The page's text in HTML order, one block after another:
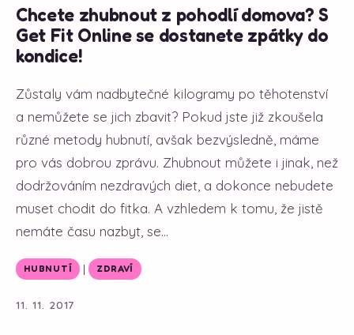
Chcete zhubnout z pohodlí domova? S
Get Fit Online se dostanete zpátky do
kondice!
Zůstaly vám nadbytečné kilogramy po těhotenství
a nemůžete se jich zbavit? Pokud jste již zkoušela
různé metody hubnutí, avšak bezvýsledně, máme
pro vás dobrou zprávu. Zhubnout můžete i jinak, než
dodržováním nezdravých diet, a dokonce nebudete
muset chodit do fitka. A vzhledem k tomu, že jistě
nemáte času nazbyt, se...
HUBNUTÍ | ZDRAVÍ
11. 11. 2017